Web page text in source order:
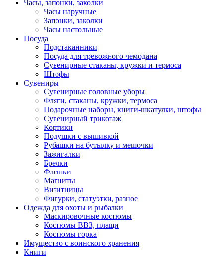
Часы, запонки, заколки
Часы наручные
Запонки, заколки
Часы настольные
Посуда
Подстаканники
Посуда для тревожного чемодана
Сувенирные стаканы, кружки и термоса
Штофы
Сувениры
Сувенирные головные уборы
Фляги, стаканы, кружки, термоса
Подарочные наборы, книги-шкатулки, штофы
Сувенирный трикотаж
Кортики
Подушки с вышивкой
Рубашки на бутылку и мешочки
Зажигалки
Брелки
Флешки
Магниты
Визитницы
Фигурки, статуэтки, разное
Одежда для охоты и рыбалки
Маскировочные костюмы
Костюмы ВВЗ, плащи
Костюмы горка
Имущество с воинского хранения
Книги